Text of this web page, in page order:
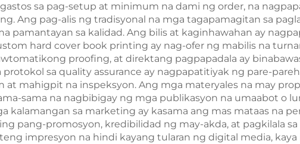
sa pag-setup at minimum na dami ng order, na
Ang pag-alis ng tradisyonal na mga tagapamagitan sa
pamantayan sa kalidad. Ang bilis at kaginhawahan ay
hard cover book printing ay nag-ofer ng mabilis na
proofing, at direktang pagpapadala ay
sa quality assurance ay nagpapatitiyak ng pare-
mahigpit na inspeksyon. Ang mga materyales na may
sama na nagbibigay ng mga publikasyon na umaabot o
kalamangan sa marketing ay kasama ang mas mataas na
pang-promosyon, kredibilidad ng may-akda, at pagkilala
impresyon na hindi kayang tularan ng digital media,